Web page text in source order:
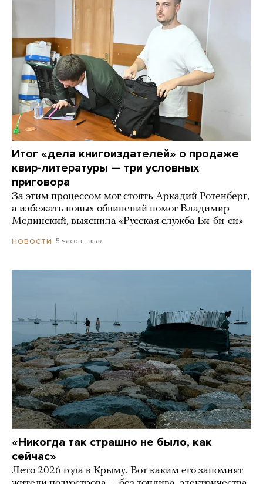
Итог «дела книгоиздателей» о продаже
квир-литературы — три условных
приговора
За этим процессом мог стоять Аркадий Ротенберг,
а избежать новых обвинений помог Владимир
Мединский, выяснила «Русская служба Би-би-си»
НОВОСТИ 5 часов назад
«Никогда так страшно не было, как
сейчас»
Лето 2026 года в Крыму. Вот каким его запомнят